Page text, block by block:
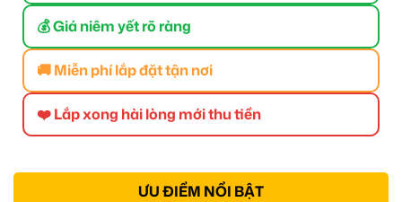
💰 Giá niêm yết rõ ràng
🚚 Miễn phí lắp đặt tận nơi
❤️ Lắp xong hài lòng mới thu tiền
ƯU ĐIỂM NỔI BẬT